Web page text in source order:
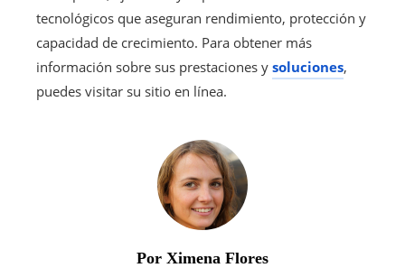
tecnológicos que aseguran rendimiento, protección y
capacidad de crecimiento. Para obtener más
información sobre sus prestaciones y soluciones,
puedes visitar su sitio en línea.
Por Ximena Flores